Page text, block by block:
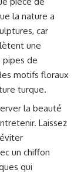
la nature a
car
une
pipes de
motifs floraux
turque.
la beauté
Laissez
un chiffon
qui